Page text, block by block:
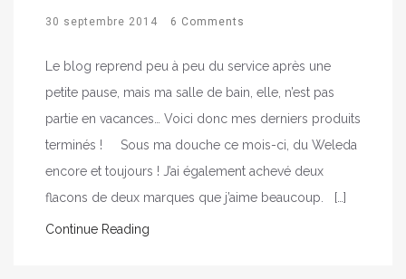
30 septembre 2014 6 Comments
Le blog reprend peu à peu du service après une
petite pause, mais ma salle de bain, elle, n’est pas
partie en vacances… Voici donc mes derniers produits
terminés ! Sous ma douche ce mois-ci, du Weleda
encore et toujours ! J’ai également achevé deux
flacons de deux marques que j’aime beaucoup. […]
Continue Reading